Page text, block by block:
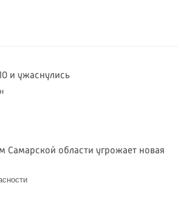
и ужаснулись
Самарской области угрожает новая